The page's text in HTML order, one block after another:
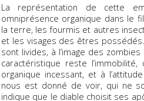
La représentation de cette
omniprésence organique dans le
la terre, les fourmis et autres
et les visages des êtres
sont livides, à l’image des
caractéristique reste
organique incessant, et à
nous est donné de voir, qui ne
indique que le diable choisit ses